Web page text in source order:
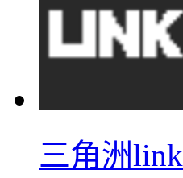
三角洲link